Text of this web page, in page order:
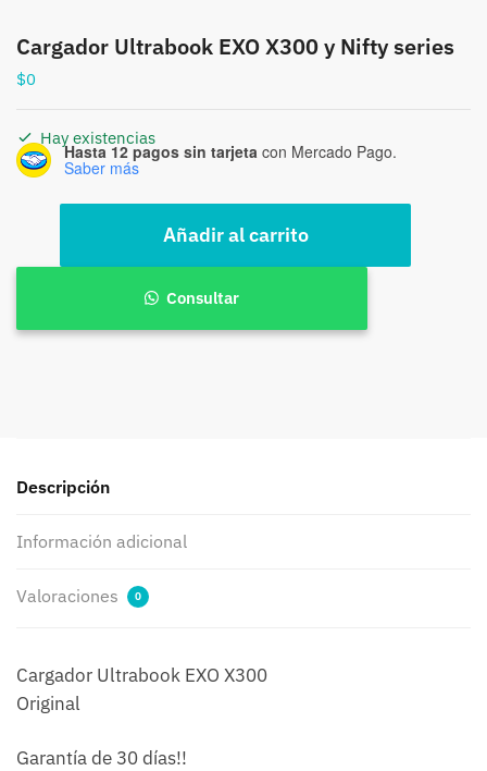
Cargador Ultrabook EXO X300 y Nifty series
$0
Hay existencias
Hasta 12 pagos sin tarjeta con Mercado Pago.
Saber más
EXO
Añadir al carrito
Consultar
Descripción
Información adicional
Valoraciones 0
Cargador Ultrabook EXO X300
Original
Garantía de 30 días!!